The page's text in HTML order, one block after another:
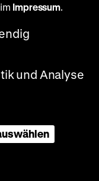
Impressum.
und Analyse